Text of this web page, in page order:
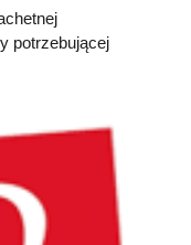
potrzebującej